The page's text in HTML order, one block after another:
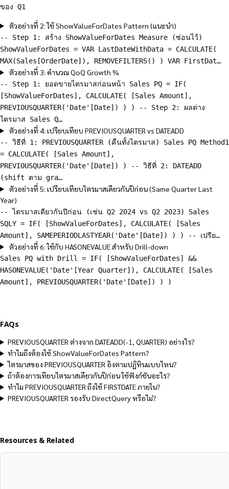
ของ Q1
ตัวอย่างที่ 2: ใช้ ShowValueForDates Pattern (แนะนำ)
-- Step 1: สร้าง ShowValueForDates Measure (ซ่อนไว้)
ShowValueForDates = VAR LastDateWithData = CALCULATE(
MAX(Sales[OrderDate]), REMOVEFILTERS() ) VAR FirstDat…
ตัวอย่างที่ 3: คำนวณ QoQ Growth %
-- Step 1: ยอดขายไตรมาสก่อนหน้า Sales PQ = IF(
[ShowValueForDates], CALCULATE( [Sales Amount],
PREVIOUSQUARTER('Date'[Date]) ) ) -- Step 2: ผลต่าง
ไตรมาส Sales Q…
ตัวอย่างที่ 4: เปรียบเทียบ PREVIOUSQUARTER vs DATEADD
-- วิธีที่ 1: PREVIOUSQUARTER (คืนทั้งไตรมาส) Sales PQ Method1
= CALCULATE( [Sales Amount],
PREVIOUSQUARTER('Date'[Date]) ) -- วิธีที่ 2: DATEADD
(shift ตาม gra…
ตัวอย่างที่ 5: เปรียบเทียบไตรมาสเดียวกันปีก่อน (Same Quarter Last
Year)
-- ไตรมาสเดียวกันปีก่อน (เช่น Q2 2024 vs Q2 2023) Sales
SQLY = IF( [ShowValueForDates], CALCULATE( [Sales
Amount], SAMEPERIODLASTYEAR('Date'[Date]) ) ) -- เปรีย…
ตัวอย่างที่ 6: ใช้กับ HASONEVALUE สำหรับ Drill-down
Sales PQ with Drill = IF( [ShowValueForDates] &&
HASONEVALUE('Date'[Year Quarter]), CALCULATE( [Sales
Amount], PREVIOUSQUARTER('Date'[Date]) ) )
FAQs
PREVIOUSQUARTER ต่างจาก DATEADD(-1, QUARTER) อย่างไร?
ทำไมถึงต้องใช้ ShowValueForDates Pattern?
ไตรมาสของ PREVIOUSQUARTER อิงตามปฏิทินแบบไหน?
ถ้าต้องการเทียบไตรมาสเดียวกันปีก่อน ใช้ฟังก์ชันอะไร?
ทำไม PREVIOUSQUARTER ถึงใช้ FIRSTDATE ภายใน?
PREVIOUSQUARTER รองรับ DirectQuery หรือไม่?
Resources & Related